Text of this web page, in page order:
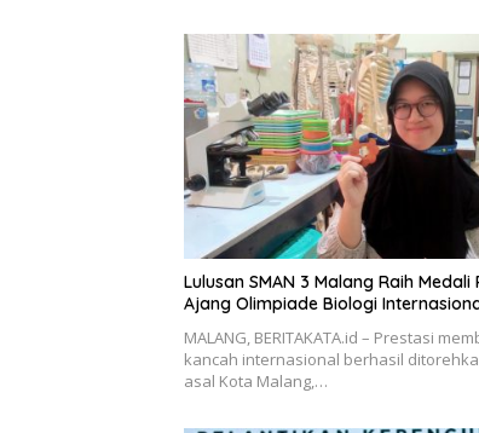
Lulusan SMAN 3 Malang Raih Medali
Ajang Olimpiade Biologi
MALANG, BERITAKATA.id – Prestasi
kancah internasional berhasil
asal Kota Malang,…